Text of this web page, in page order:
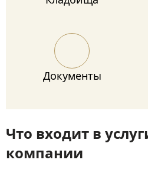
Документы
Что входит в
компании